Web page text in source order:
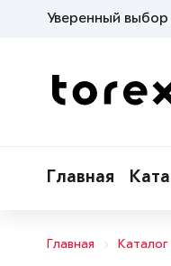
Уверенный
Главная
Главная Каталог